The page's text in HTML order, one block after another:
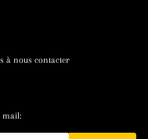
à nous contacter
mail: